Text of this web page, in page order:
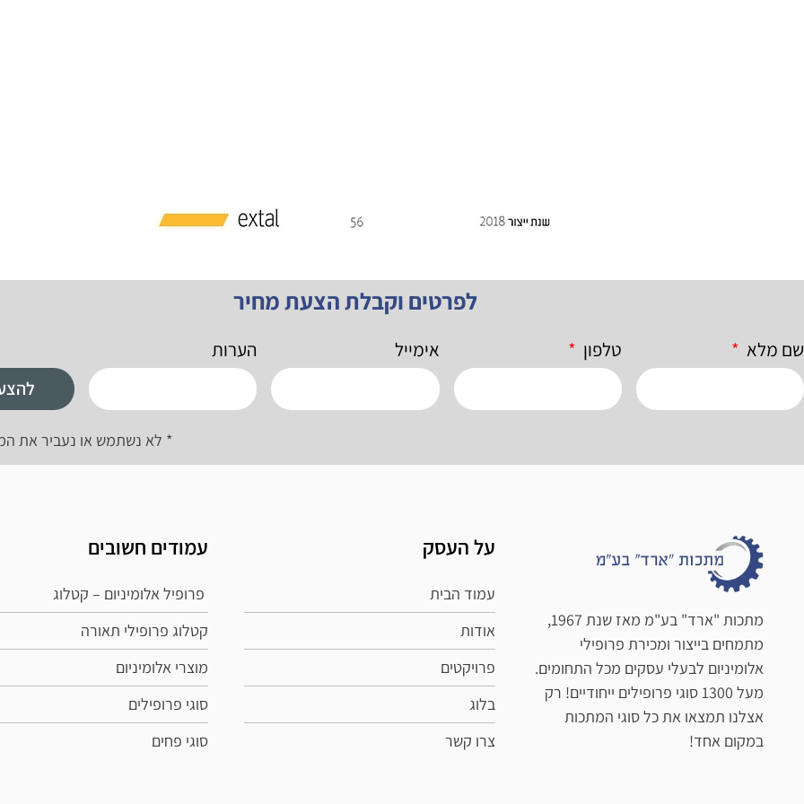
לפרטים וקבלת הצעת מחיר
שם מלא טלפון אימייל הערות
* לא נשתמש או נעביר את
מתכות "ארד" בע"מ מאז שנת 1967,
מתמחים בייצור ומכירת פרופילי
אלומיניום לבעלי עסקים מכל התחומים.
מעל 1300 סוגי פרופילים ייחודיים! רק
אצלנו תמצאו את כל סוגי המתכות
במקום אחד!
על העסק
עמוד הבית
אודות
פרויקטים
בלוג
צרו קשר
עמודים חשובים
פרופיל אלומיניום – קטלוג
קטלוג פרופילי תאורה
מוצרי אלומיניום
סוגי פרופילים
סוגי פחים